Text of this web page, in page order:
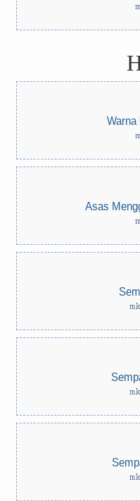
Warna
Asas